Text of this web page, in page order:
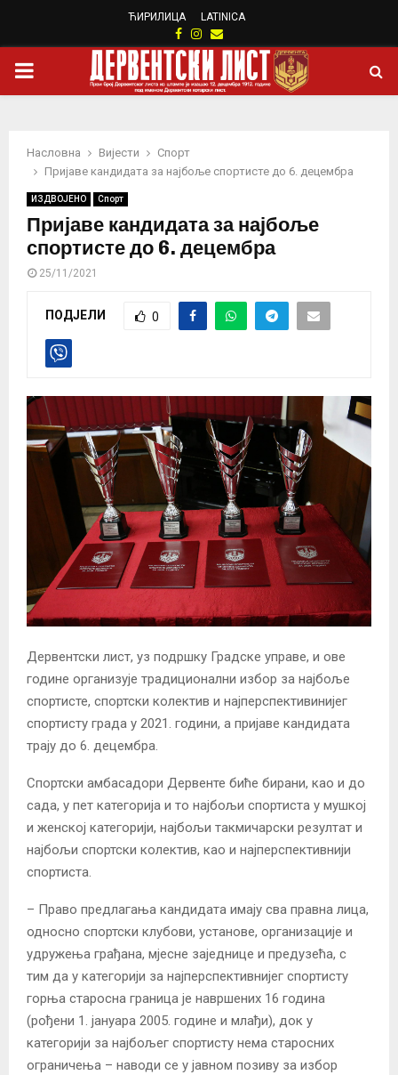
ЋИРИЛИЦА LATINICA
Facebook
Instagram
Email
PRIMARY
Насловна Вијести
Спорт
Пријаве кандидата за најбоље спортисте до 6. децембра
ИЗДВОЈЕНО Спорт
Пријаве кандидата за најбоље
спортисте до 6. децембра
25/11/2021
ПОДЈЕЛИ 0
Дервентски лист, уз подршку Градске управе, и ове
године организује традиционални избор за најбоље
спортисте, спортски колектив и најперспективинијег
спортисту града у 2021. години, а пријаве кандидата
трају до 6. децембра.
Спортски амбасадори Дервенте биће бирани, као и до
сада, у пет категорија и то најбољи спортиста у мушкој
и женској категорији, најбољи такмичарски резултат и
најбољи спортски колектив, као и најперспективнији
спортиста.
– Право предлагања кандидата имају сва правна лица,
односно спортски клубови, установе, организације и
удружења грађана, мјесне заједнице и предузећа, с
тим да у категорији за најперспективнијег спортисту
горња старосна граница је навршених 16 година
(рођени 1. јануара 2005. године и млађи), док у
категорији за најбољег спортисту нема старосних
ограничења – наводи се у јавном позиву за избор